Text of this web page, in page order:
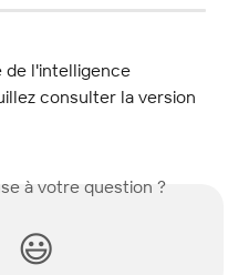
de l'intelligence
consulter la version
à votre question ?
😃